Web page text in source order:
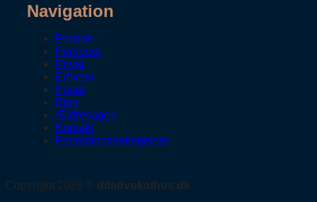
Navigation
Forside
Personer
Privat
Erhverv
Priser
Blog
Ældresagen
Kontakt
Forretningsbetingelser
Copyright 2026 © ditadvokathus.dk